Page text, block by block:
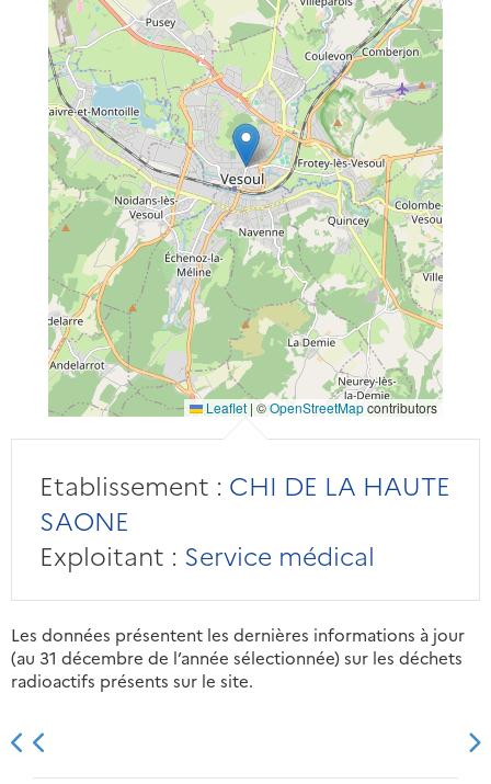
Leaflet | ©OpenStreetMapcontributors
Etablissement : CHI DE LA HAUTE
SAONE
Exploitant : Service médical
Les données présentent les dernières informations à jour
(au 31 décembre de l’année sélectionnée) sur les déchets
radioactifs présents sur le site.